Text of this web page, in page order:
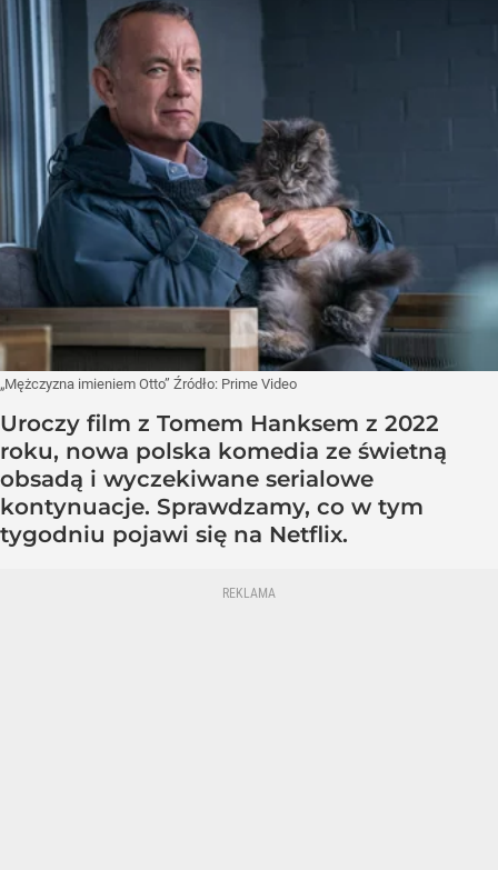
„Mężczyzna imieniem Otto” Źródło: Prime Video
Uroczy film z Tomem Hanksem z 2022
roku, nowa polska komedia ze świetną
obsadą i wyczekiwane serialowe
kontynuacje. Sprawdzamy, co w tym
tygodniu pojawi się na Netflix.